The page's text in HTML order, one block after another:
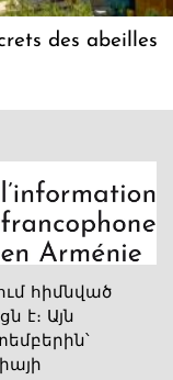
des abeilles
հիմնված
է։ Այն